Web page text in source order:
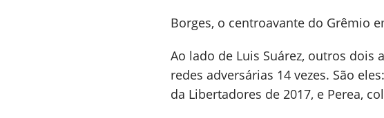
Borges, o centroavante do Grêmio
Ao lado de Luis Suárez, outros dois
redes adversárias 14 vezes. São
da Libertadores de 2017, e Perea,